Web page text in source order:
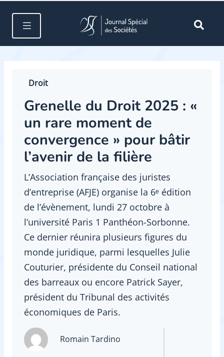
Droit
Grenelle du Droit 2025 : «
un rare moment de
convergence » pour bâtir
l’avenir de la filière
L’Association française des juristes
d’entreprise (AFJE) organise la 6ᵉ édition
de l’évènement, lundi 27 octobre à
l’université Paris 1 Panthéon-Sorbonne.
Ce dernier réunira plusieurs figures du
monde juridique, parmi lesquelles Julie
Couturier, présidente du Conseil national
des barreaux ou encore Patrick Sayer,
président du Tribunal des activités
économiques de Paris.
Romain Tardino